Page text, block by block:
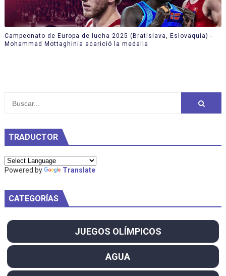
Campeonato de Europa de lucha 2025 (Bratislava, Eslovaquia) -
Mohammad Mottaghinia acarició la medalla
TRADUCTOR
Powered by Translate
CATEGORÍAS
JUEGOS OLÍMPICOS
AGUA